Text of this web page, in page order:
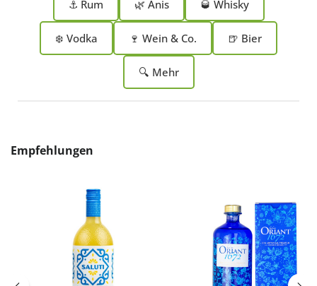
⚓ Rum 🌿 Anis 🥃 Whisky
❄️ Vodka 🍷 Wein & Co. 🍺 Bier
🔍 Mehr
Produktgalerie überspringen
Empfehlungen